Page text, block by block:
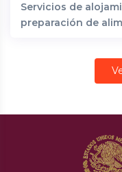
Servicios de
preparación de